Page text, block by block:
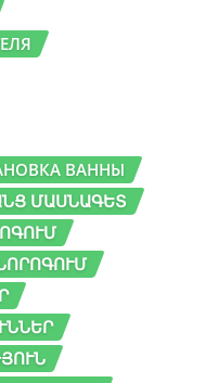
ВАННЫ
ՄԱՍՆԱԳԵՏ